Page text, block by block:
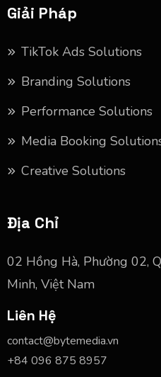
Giải Pháp
TikTok Ads Solutions
Branding Solutions
Performance Solutions
Media Booking
Creative Solutions
Địa Chỉ
02 Hồng Hà, Phường 02,
Minh, Việt Nam
Liên Hệ
contact@bytemedia.vn
+84 096 875 8957